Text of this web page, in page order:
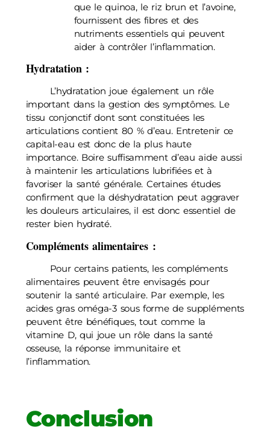
que le quinoa, le riz brun et l’avoine,
fournissent des fibres et des
nutriments essentiels qui peuvent
aider à contrôler l’inflammation.
Hydratation:
L’hydratation joue également un rôle
important dans la gestion des symptômes. Le
tissu conjonctif dont sont constituées les
articulations contient 80 % d’eau. Entretenir ce
capital-eau est donc de la plus haute
importance. Boire suffisamment d’eau aide aussi
à maintenir les articulations lubrifiées et à
favoriser la santé générale. Certaines études
confirment que la déshydratation peut aggraver
les douleurs articulaires, il est donc essentiel de
rester bien hydraté.
Compléments alimentaires:
Pour certains patients, les compléments
alimentaires peuvent être envisagés pour
soutenir la santé articulaire. Par exemple, les
acides gras oméga-3 sous forme de suppléments
peuvent être bénéfiques, tout comme la
vitamine D, qui joue un rôle dans la santé
osseuse, la réponse immunitaire et
l’inflammation.
Conclusion